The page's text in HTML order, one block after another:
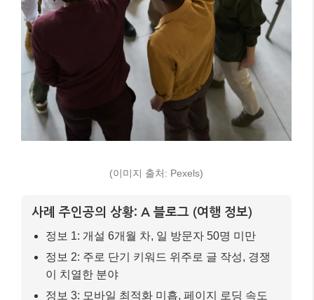
사례 주인공의 상황: A 블로그 (여행 정보)
정보 1: 개설 6개월 차, 일 방문자 50명 미만
정보 2: 주로 단기 키워드 위주로 글 작성, 경쟁
이 치열한 분야
정보 3: 모바일 최적화 미흡, 페이지 로딩 속도
느림
롱테일 키워드 중심의 콘텐츠 전
울 근교 당일치기 드라이브 코스 추천” 등 구체적인
사용자 의도를 파악하여 글 작성.
2) 두 번째 단계: E-E-A-T 강화 . 실제 여행 경험을
바탕으로 한 사진, 솔직한 후기, 현지인 추천 맛집
등 독점적인 정보와 깊이 있는 통찰력을 담아 글의